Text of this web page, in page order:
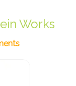
Works